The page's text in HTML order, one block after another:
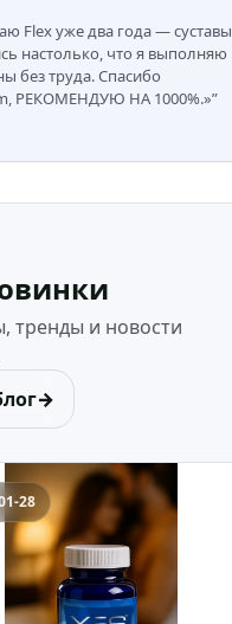
Flex уже два года — суставы
настолько, что я выполняю
без труда. Спасибо
РЕКОМЕНДУЮ НА 1000%.»”
тренды и новости
→
28